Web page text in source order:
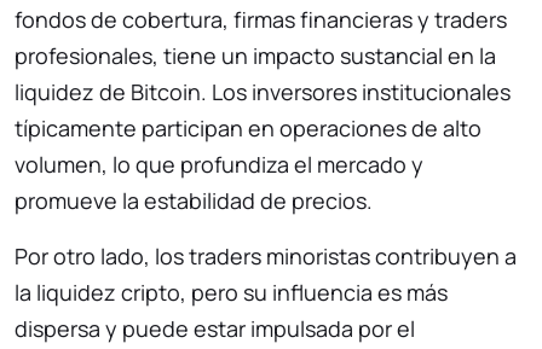
fondos de cobertura, firmas financieras y traders
profesionales, tiene un impacto sustancial en la
liquidez de Bitcoin. Los inversores institucionales
típicamente participan en operaciones de alto
volumen, lo que profundiza el mercado y
promueve la estabilidad de precios.
Por otro lado, los traders minoristas contribuyen a
la liquidez cripto, pero su influencia es más
dispersa y puede estar impulsada por el